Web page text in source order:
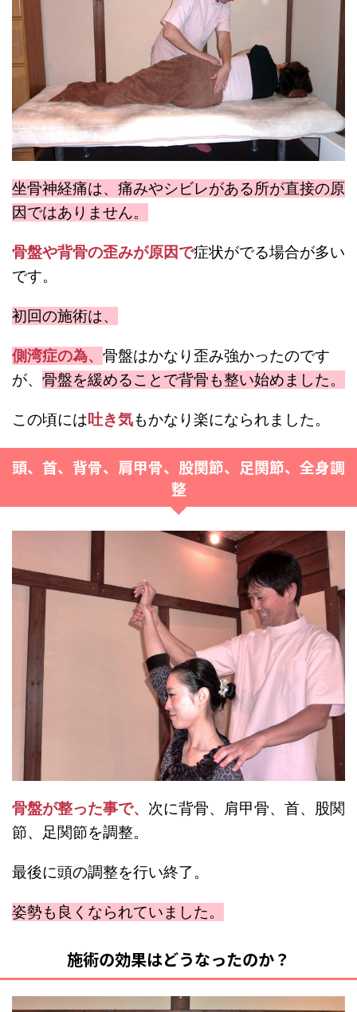
坐骨神経痛は、痛みやシビレがある所が直接の原
因ではありません。
骨盤や背骨の歪みが原因で症状がでる場合が多い
です。
初回の施術は、
側湾症の為、 骨盤はかなり歪み強かったのです
が、 骨盤を緩めることで背骨も整い始めました。
この頃には吐き気もかなり楽になられました。
頭、首、背骨、肩甲骨、股関節、足関節、全身調
整
骨盤が整った事で、 次に背骨、肩甲骨、首、股関
節、足関節を調整。
最後に頭の調整を行い終了。
姿勢も良くなられていました。
施術の効果はどうなったのか？